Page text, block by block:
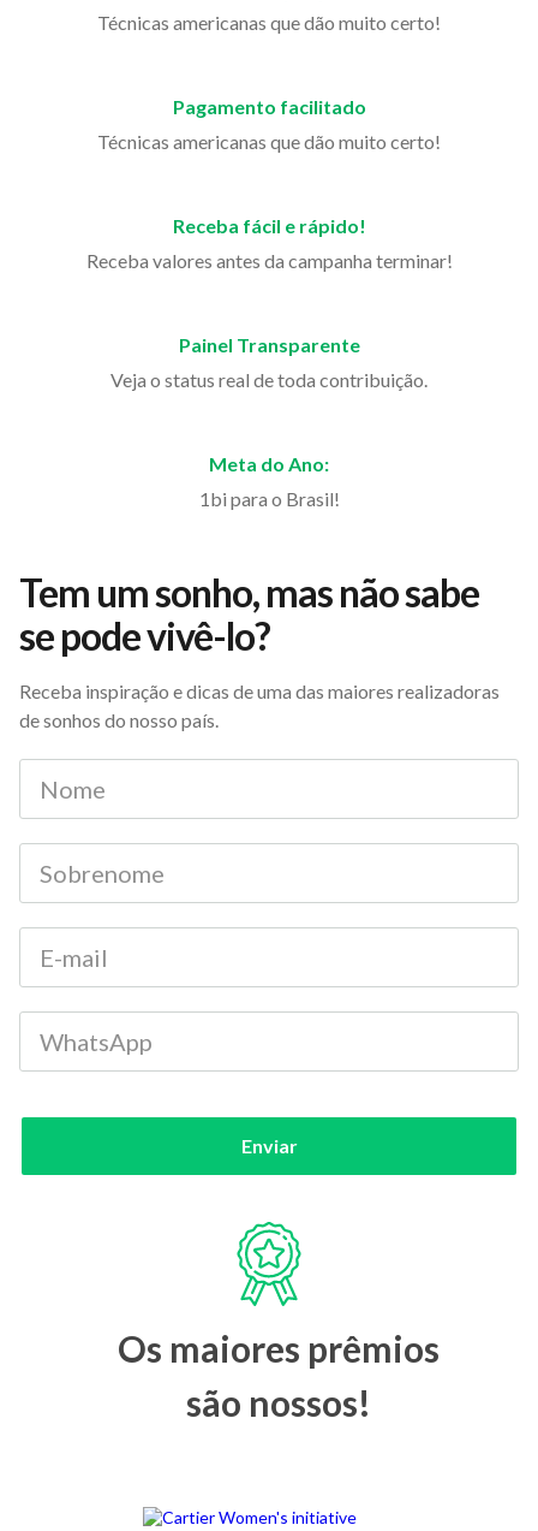
Técnicas americanas que dão muito certo!
Pagamento facilitado
Técnicas americanas que dão muito certo!
Receba fácil e rápido!
Receba valores antes da campanha terminar!
Painel Transparente
Veja o status real de toda contribuição.
Meta do Ano:
1bi para o Brasil!
Tem um sonho, mas não sabe
se pode vivê-lo?
Receba inspiração e dicas de uma das maiores realizadoras
de sonhos do nosso país.
Enviar
Os maiores prêmios
são nossos!